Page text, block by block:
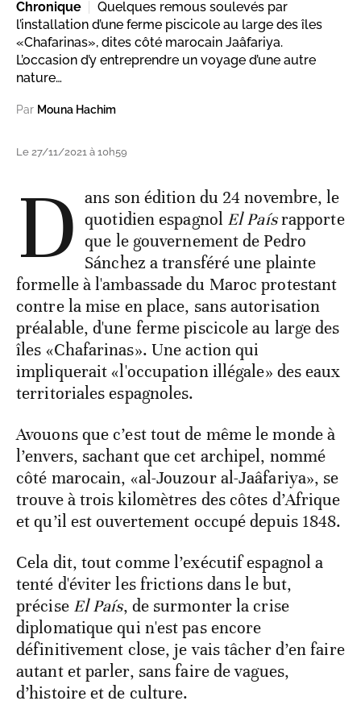
Chronique
Quelques remous soulevés par
l’installation d’une ferme piscicole au large des îles
«Chafarinas», dites côté marocain Jaâfariya.
L’occasion d’y entreprendre un voyage d’une autre
nature…
Par Mouna Hachim
Le 27/11/2021 à 10h59
D ans son édition du 24 novembre, le
quotidien espagnol El Paísrapporte
que le gouvernement de Pedro
Sánchez a transféré une plainte
formelle à l'ambassade du Maroc protestant
contre la mise en place, sans autorisation
préalable, d'une ferme piscicole au large des
îles «Chafarinas». Une action qui
impliquerait «l'occupation illégale» des eaux
territoriales espagnoles.
Avouons que c’est tout de même le monde à
l’envers, sachant que cet archipel, nommé
côté marocain, «al-Jouzour al-Jaâfariya», se
trouve à trois kilomètres des côtes d’Afrique
et qu’il est ouvertement occupé depuis 1848.
Cela dit, tout comme l’exécutif espagnol a
tenté d'éviter les frictions dans le but,
précise El País, de surmonter la crise
diplomatique qui n'est pas encore
définitivement close, je vais tâcher d’en faire
autant et parler, sans faire de vagues,
d’histoire et de culture.